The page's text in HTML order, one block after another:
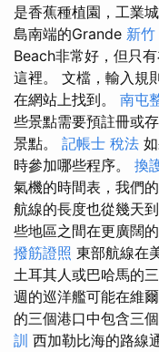
是香蕉種植園，工業
島南端的Grande 新
Beach非常好，但只
這裡。 文檔，輸入規
在網站上找到。 南屯
些景點需要預註冊或
景點。 記帳士 稅法
時參加哪些程序。 換
氣機的時間表，我們
航線的長度也從幾天
些地區之間在更廣闊
撥筋證照 東部航線在
土耳其人或巴哈馬的
週的巡洋艦可能在維
的三個港口中包含三
訓 西加勒比海的路線